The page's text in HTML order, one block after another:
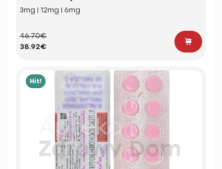
3mg | 12mg | 6mg
46.70€
38.92€
Hit!